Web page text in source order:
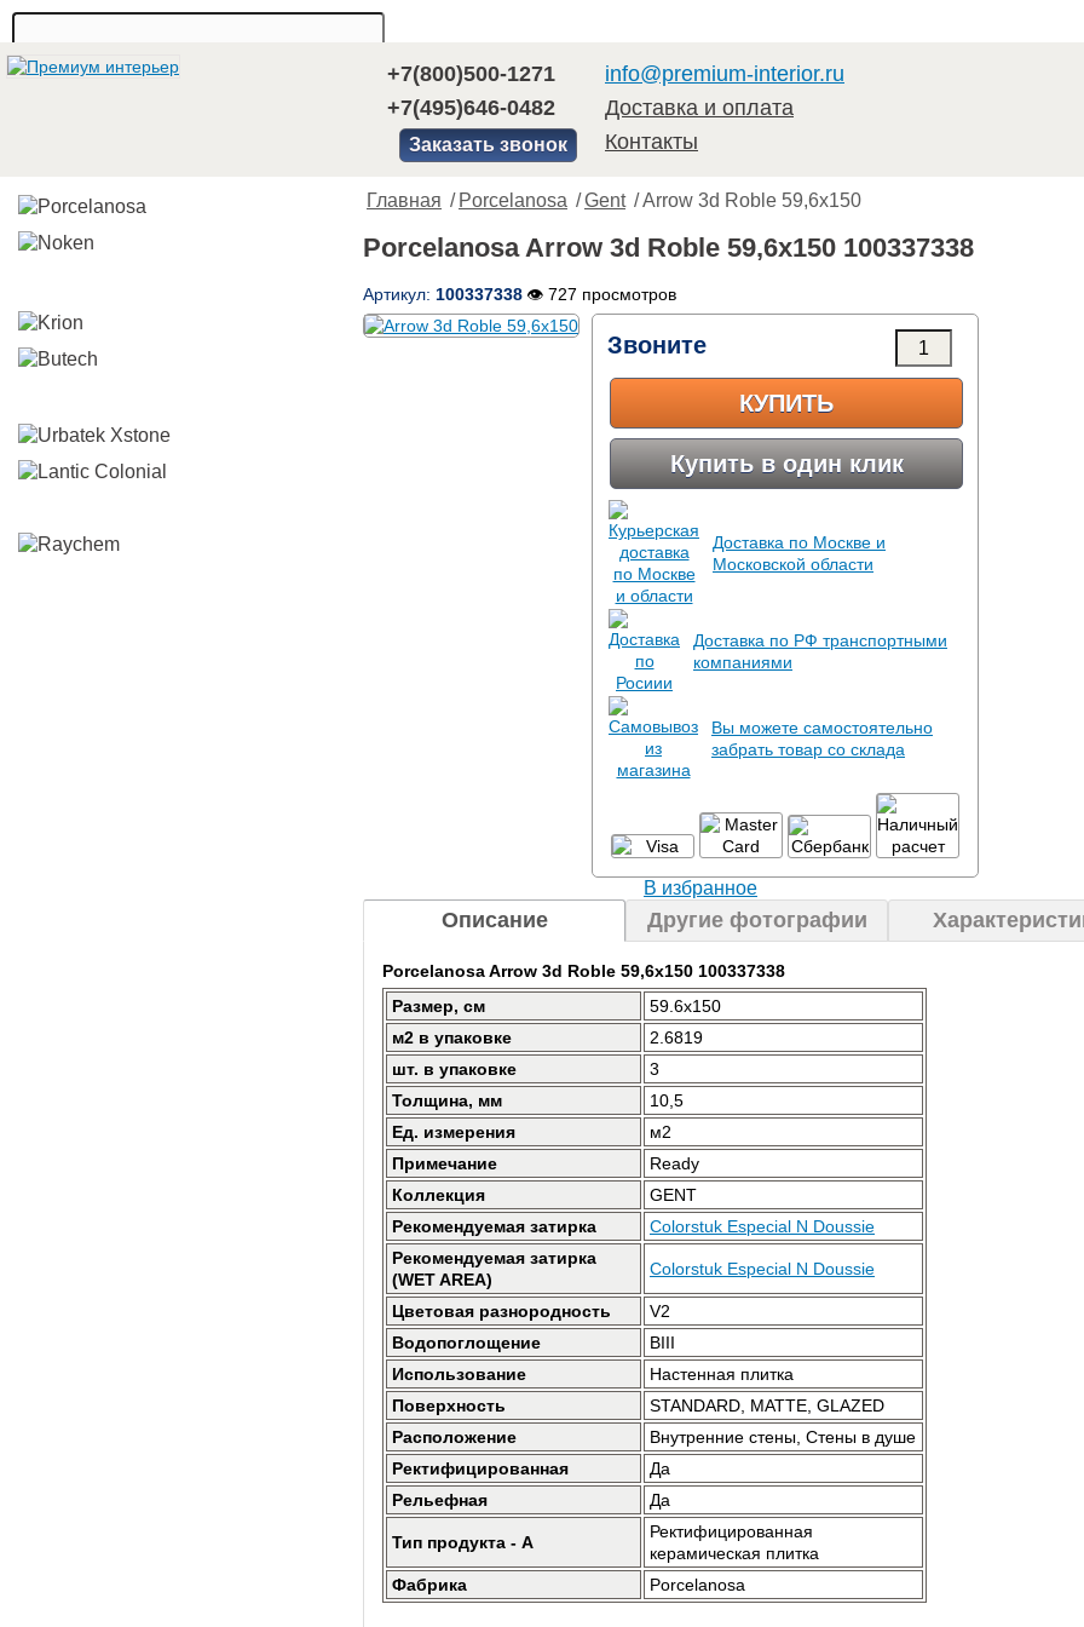
+7(800)500-1271
+7(495)646-0482
Заказать звонок
info@premium-interior.ru
Доставка и оплата
Контакты
Главная / Porcelanosa /Gent / Arrow 3d Roble 59,6x150
Porcelanosa Arrow 3d Roble 59,6x150 100337338
Артикул: 100337338 👁 727 просмотров
Звоните
КУПИТЬ
Купить в один клик
Доставка по Москве и
Московской области
Доставка по РФ транспортными
компаниями
Вы можете самостоятельно
забрать товар со склада
В избранное
Описание Другие фотографии
Porcelanosa Arrow 3d Roble 59,6x150 100337338
Размер, см
59.6x150
м2 в упаковке
2.6819
шт. в упаковке
3
Толщина, мм
10,5
Ед. измерения
м2
Примечание
Ready
Коллекция
GENT
Рекомендуемая затирка
Colorstuk Especial N Doussie
Рекомендуемая затирка
(WET AREA)
Colorstuk Especial N Doussie
Цветовая разнородность
V2
Водопоглощение
BIII
Использование
Настенная плитка
Поверхность
STANDARD, MATTE, GLAZED
Расположение
Внутренние стены, Стены в душе
Ректифицированная
Да
Рельефная
Да
Тип продукта - A
Ректифицированная
керамическая плитка
Фабрика
Porcelanosa